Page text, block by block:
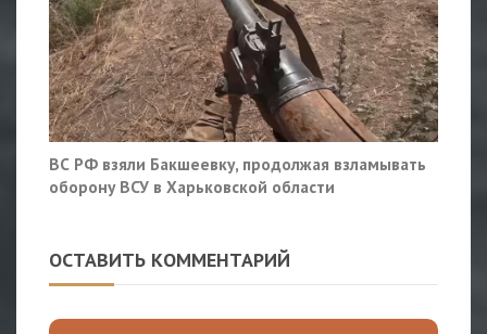
ВС РФ взяли Бакшеевку, продолжая взламывать
оборону ВСУ в Харьковской области
ОСТАВИТЬ КОММЕНТАРИЙ